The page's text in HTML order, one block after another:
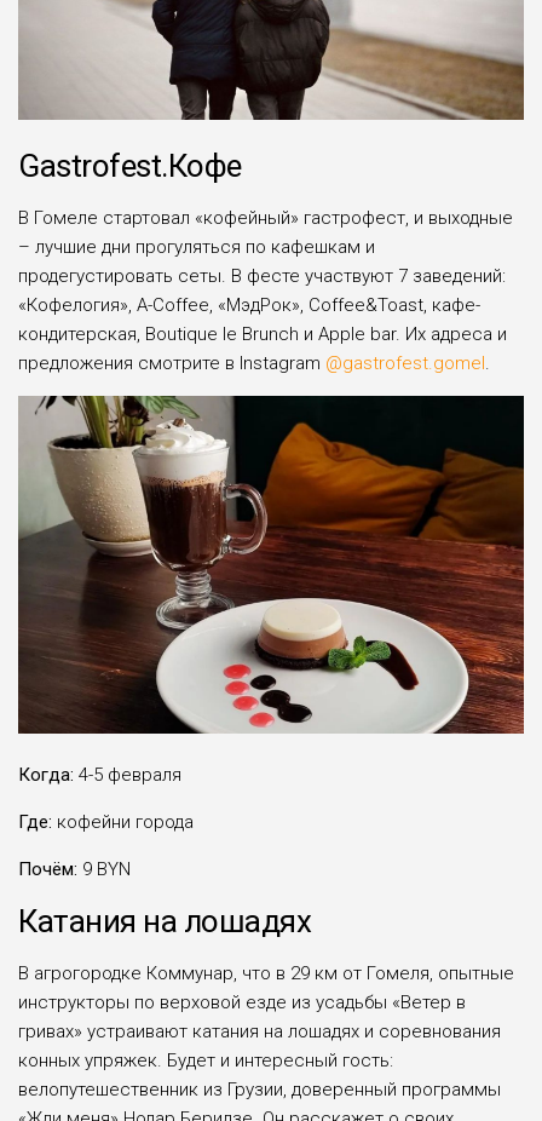
Gastrofest.Кофе
В Гомеле стартовал «кофейный» гастрофест, и выходные
– лучшие дни прогуляться по кафешкам и
продегустировать сеты. В фесте участвуют 7 заведений:
«Кофелогия», А-Coffee, «МэдРок», Coffee&Toast, кафе-
кондитерская, Boutique le Brunch и Apple bar. Их адреса и
предложения смотрите в Instagram @gastrofest.gomel.
Когда: 4-5 февраля
Где: кофейни города
Почём: 9 BYN
Катания на лошадях
В агрогородке Коммунар, что в 29 км от Гомеля, опытные
инструкторы по верховой езде из усадьбы «Ветер в
гривах» устраивают катания на лошадях и соревнования
конных упряжек. Будет и интересный гость:
велопутешественник из Грузии, доверенный программы